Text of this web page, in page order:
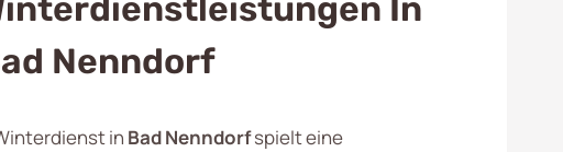
In
Nenndorf
in Bad Nenndorfspielt eine